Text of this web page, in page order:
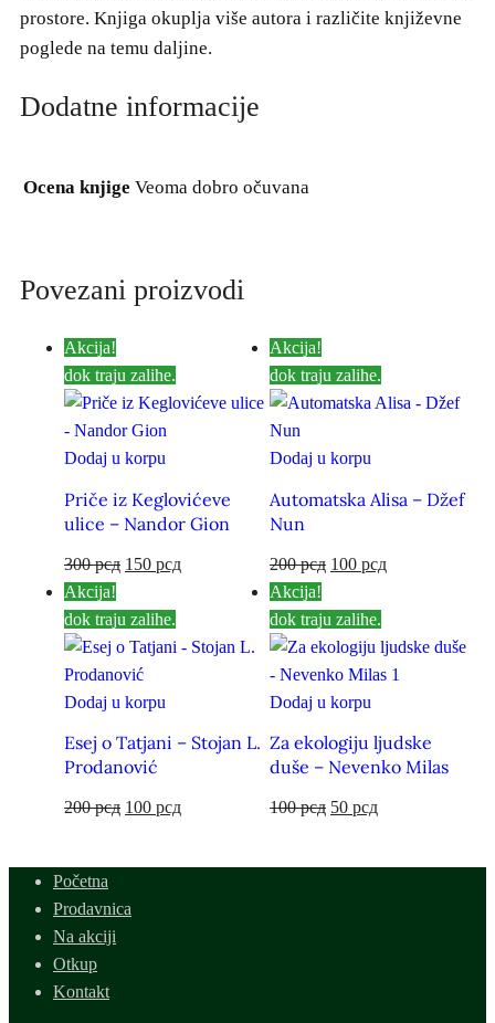
prostore. Knjiga okuplja više autora i različite književne
poglede na temu daljine.
Dodatne informacije
Ocena knjige Veoma dobro očuvana
Povezani proizvodi
Akcija!
dok traju zalihe.
Dodaj u korpu
Priče iz Keglovićeve
ulice – Nandor Gion
300рсд 150 рсд
Akcija!
dok traju zalihe.
Dodaj u korpu
Automatska Alisa – Džef
Nun
200рсд 100 рсд
Akcija!
dok traju zalihe.
Dodaj u korpu
Esej o Tatjani – Stojan L.
Prodanović
200рсд 100 рсд
Akcija!
dok traju zalihe.
Dodaj u korpu
Za ekologiju ljudske
duše – Nevenko Milas
100рсд 50 рсд
Početna
Prodavnica
Na akciji
Otkup
Kontakt